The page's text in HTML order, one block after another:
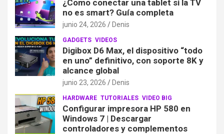
¿Como conectar una tablet si la TV
no es smart? Guía completa
junio 24, 2026 Denis
GADGETS VIDEOS
Digibox D6 Max, el dispositivo “todo
en uno” definitivo, con soporte 8K y
alcance global
junio 23, 2026 Denis
HARDWARE TUTORIALES VIDEO BIG
Configurar impresora HP 580 en
Windows 7 | Descargar
controladores y complementos